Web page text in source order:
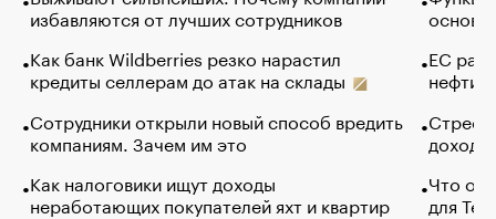
избавляются от лучших сотрудников
Как банк Wildberries резко нарастил
кредиты селлерам до атак на склады
Сотрудники открыли новый способ вредить
компаниям. Зачем им это
Как налоговики ищут доходы
неработающих покупателей яхт и квартир
основ
ЕС
нефти
Что
для